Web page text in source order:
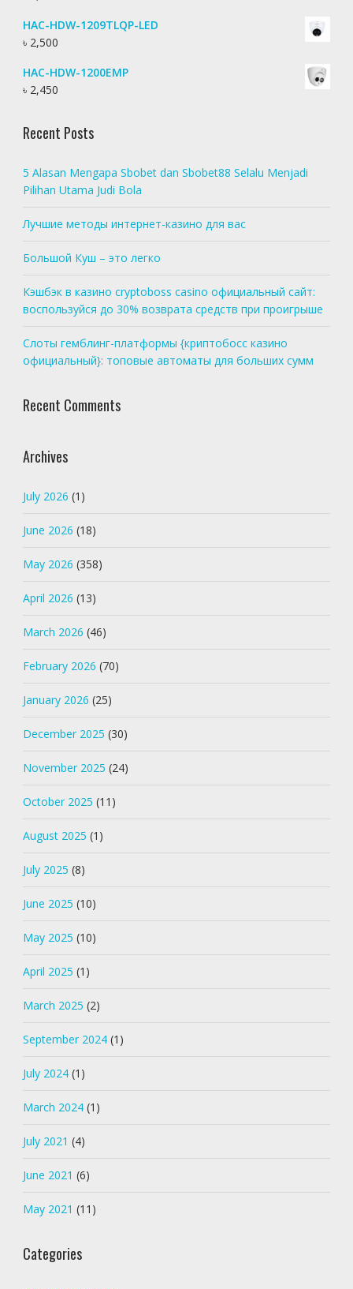
HAC-HDW-1209TLQP-LED
৳ 2,500
HAC-HDW-1200EMP
৳ 2,450
Recent Posts
5 Alasan Mengapa Sbobet dan Sbobet88 Selalu Menjadi
Pilihan Utama Judi Bola
Лучшие методы интернет-казино для вас
Большой Куш – это легко
Кэшбэк в казино cryptoboss casino официальный сайт:
воспользуйся до 30% возврата средств при проигрыше
Слоты гемблинг-платформы {криптобосс казино
официальный}: топовые автоматы для больших сумм
Recent Comments
Archives
July 2026 (1)
June 2026 (18)
May 2026 (358)
April 2026 (13)
March 2026 (46)
February 2026 (70)
January 2026 (25)
December 2025 (30)
November 2025 (24)
October 2025 (11)
August 2025 (1)
July 2025 (8)
June 2025 (10)
May 2025 (10)
April 2025 (1)
March 2025 (2)
September 2024(1)
July 2024(1)
March 2024(1)
July 2021 (4)
June 2021 (6)
May 2021 (11)
Categories